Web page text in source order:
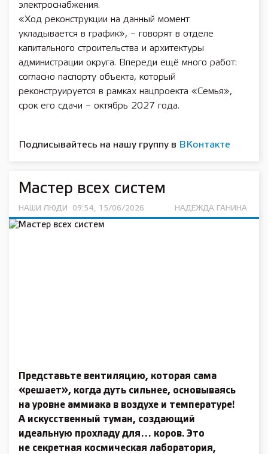
электроснабжения.
«Ход реконструкции на данный момент
укладывается в график», – говорят в отделе
капитального строительства и архитектуры
администрации округа. Впереди ещё много работ:
согласно паспорту объекта, который
реконструируется в рамках нацпроекта «Семья»,
срок его сдачи – октябрь 2027 года.
Подписывайтесь на нашу группу в ВКонтакте
Мастер всех систем
НАШИ ЛЮДИ 09:54, 15/06/2026 НАДЕЖДА ГАНИНА
Представьте вентиляцию, которая сама
«решает», когда дуть сильнее, основываясь
на уровне аммиака в воздухе и температуре!
А искусственный туман, создающий
идеальную прохладу для… коров. Это
не секретная космическая лаборатория,